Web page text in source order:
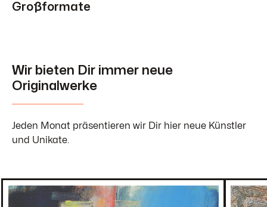
Großformate
Wir bieten Dir immer neue
Originalwerke
Jeden Monat präsentieren wir Dir hier neue Künstler
und Unikate.